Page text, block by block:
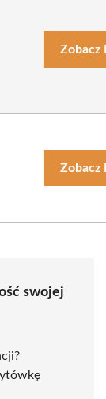
Zobacz
Zobacz
swojej